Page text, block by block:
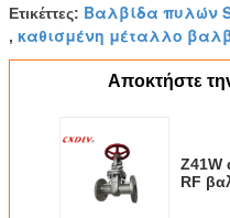
Ετικέττες: Βαλβίδα πυλών
, καθισμένη μέταλλο
Αποκτήστε
Z41W
RF